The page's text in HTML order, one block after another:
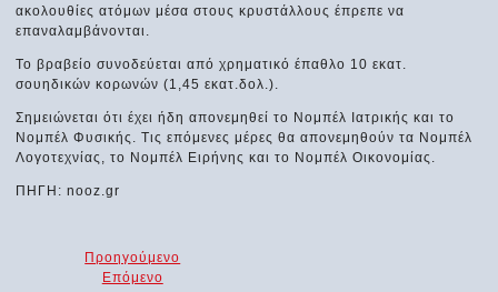
ακολουθίες ατόμων μέσα στους κρυστάλλους έπρεπε να
επαναλαμβάνονται.
Το βραβείο συνοδεύεται από χρηματικό έπαθλο 10 εκατ.
σουηδικών κορωνών (1,45 εκατ.δολ.).
Σημειώνεται ότι έχει ήδη απονεμηθεί το Νομπέλ Ιατρικής και το
Νομπέλ Φυσικής. Τις επόμενες μέρες θα απονεμηθούν τα Νομπέλ
Λογοτεχνίας, το Νομπέλ Ειρήνης και το Νομπέλ Οικονομίας.
ΠΗΓΗ: nooz.gr
Προηγούμενο
Επόμενο